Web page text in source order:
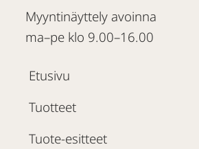
Myyntinäyttely avoinna
ma–pe klo 9.00–16.00
Etusivu
Tuotteet
Tuote-esitteet